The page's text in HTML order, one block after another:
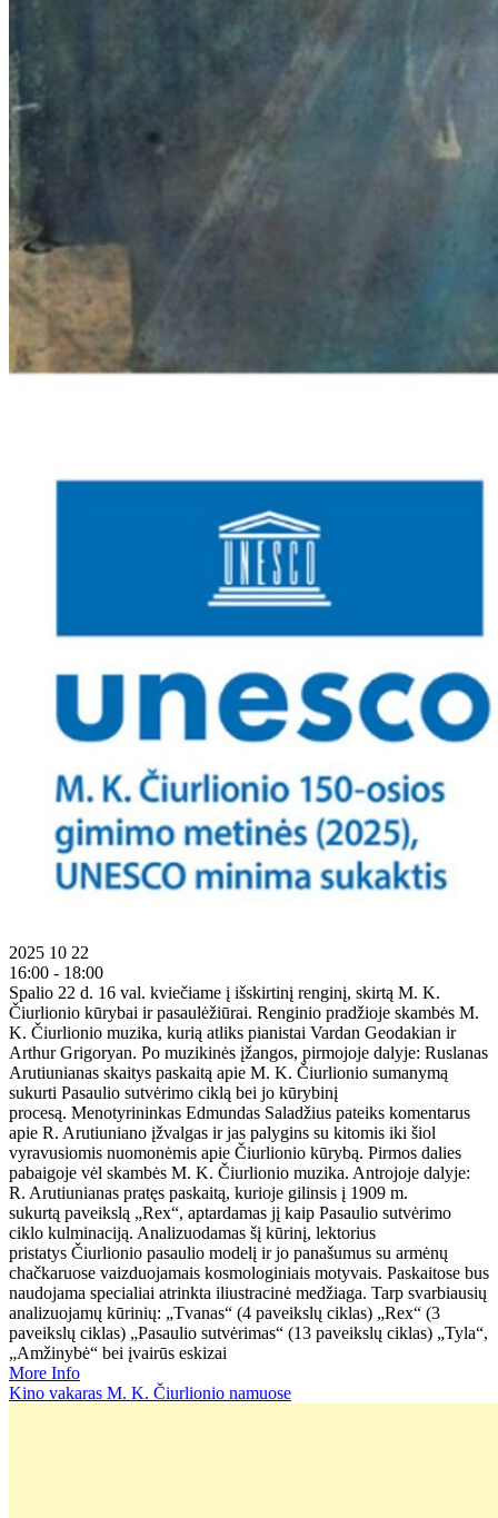
2025 10 22
16:00 - 18:00
Spalio 22 d. 16 val. kviečiame į išskirtinį renginį, skirtą M. K.
Čiurlionio kūrybai ir pasaulėžiūrai. Renginio pradžioje skambės M.
K. Čiurlionio muzika, kurią atliks pianistai Vardan Geodakian ir
Arthur Grigoryan. Po muzikinės įžangos, pirmojoje dalyje: Ruslanas
Arutiunianas skaitys paskaitą apie M. K. Čiurlionio sumanymą
sukurti Pasaulio sutvėrimo ciklą bei jo kūrybinį
procesą. Menotyrininkas Edmundas Saladžius pateiks komentarus
apie R. Arutiuniano įžvalgas ir jas palygins su kitomis iki šiol
vyravusiomis nuomonėmis apie Čiurlionio kūrybą. Pirmos dalies
pabaigoje vėl skambės M. K. Čiurlionio muzika. Antrojoje dalyje:
R. Arutiunianas pratęs paskaitą, kurioje gilinsis į 1909 m.
sukurtą paveikslą „Rex“, aptardamas jį kaip Pasaulio sutvėrimo
ciklo kulminaciją. Analizuodamas šį kūrinį, lektorius
pristatys Čiurlionio pasaulio modelį ir jo panašumus su armėnų
chačkaruose vaizduojamais kosmologiniais motyvais. Paskaitose bus
naudojama specialiai atrinkta iliustracinė medžiaga. Tarp svarbiausių
analizuojamų kūrinių: „Tvanas“ (4 paveikslų ciklas) „Rex“ (3
paveikslų ciklas) „Pasaulio sutvėrimas“ (13 paveikslų ciklas) „Tyla“,
„Amžinybė“ bei įvairūs eskizai
More Info
Kino vakaras M. K. Čiurlionio namuose